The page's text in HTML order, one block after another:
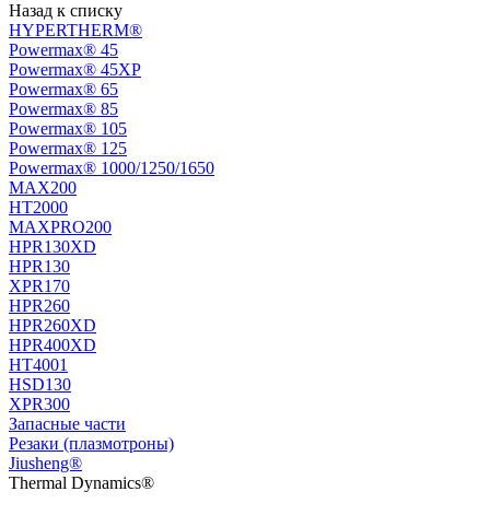
Назад к списку
HYPERTHERM®
Powermax® 45
Powermax® 45XP
Powermax® 65
Powermax® 85
Powermax® 105
Powermax® 125
Powermax® 1000/1250/1650
MAX200
HT2000
MAXPRO200
HPR130XD
HPR130
XPR170
HPR260
HPR260XD
HPR400XD
HT4001
HSD130
XPR300
Запасные части
Резаки (плазмотроны)
Jiusheng®
Thermal Dynamics®